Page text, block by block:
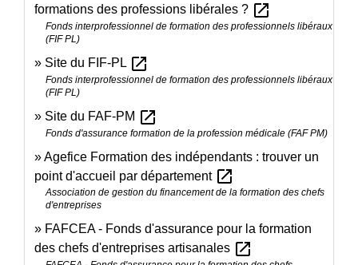
formations des professions libérales ? open_in_new
Fonds interprofessionnel de formation des professionnels libéraux
(FIF PL)
Site du FIF-PL open_in_new
Fonds interprofessionnel de formation des professionnels libéraux
(FIF PL)
Site du FAF-PM open_in_new
Fonds d'assurance formation de la profession médicale (FAF PM)
Agefice Formation des indépendants : trouver un
point d'accueil par département open_in_new
Association de gestion du financement de la formation des chefs
d'entreprises
FAFCEA - Fonds d'assurance pour la formation
des chefs d'entreprises artisanales open_in_new